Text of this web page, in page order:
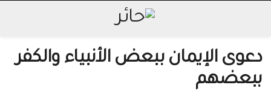
دعوى الإيمان ببعض الأنبياء والكفر
ببعضهم